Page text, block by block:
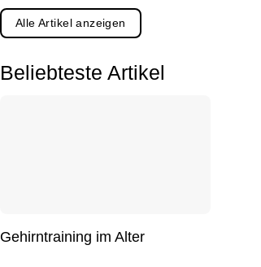
Alle Artikel anzeigen
Beliebteste Artikel
Gehirntraining im Alter